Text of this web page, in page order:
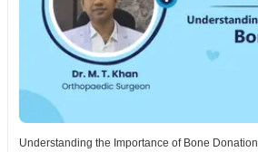
Understanding the Importance of Bone Donation